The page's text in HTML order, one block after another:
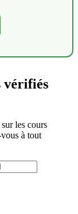
vérifiés
les cours
à tout